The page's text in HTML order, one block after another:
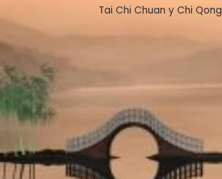
Tai Chi Chuan y Chi Qong